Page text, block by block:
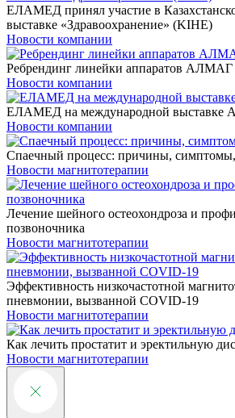
ЕЛАМЕД принял участие в
выставке «Здравоохранение» (KIHE)
Новости компании
Ребрендинг линейки аппаратов АЛМАГ
Новости компании
ЕЛАМЕД на международной выставке
Новости компании
Спаечный процесс: причины,
Новости магнитотерапии
Лечение шейного остеохондроза и
позвоночника
Новости магнитотерапии
Эффективность низкочастотной
пневмонии, вызванной COVID-19
Новости магнитотерапии
Как лечить простатит и эректильную
Новости магнитотерапии